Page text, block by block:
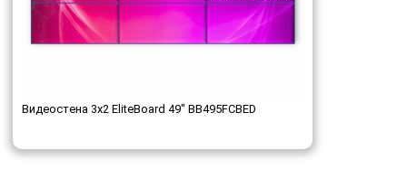
Видеостена 3x2 EliteBoard 49" BB495FCBED